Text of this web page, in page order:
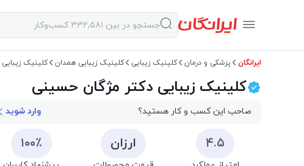
ایرانگان پزشکی و درمان کلینیک زیبایی کلینیک زیبایی همدان کلینیک
کلینیک زیبایی دکتر مژگان حسینی
صاحب این کسب و کار هستید؟ وارد شوید
۴.۵ ارزان ۱۰۰٪